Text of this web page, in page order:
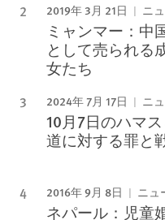
2019年 3月 21日 ニ
ミャンマー：中
として売られる
女たち
2024年 7月 17日 ニ
10月7日のハマ
道に対する罪と
2016年 9月 8日 ニュ
ネパール：児童